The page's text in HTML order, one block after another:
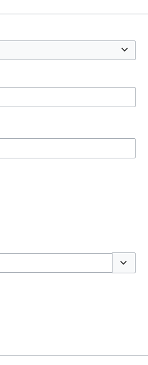
สลับตัวเลื